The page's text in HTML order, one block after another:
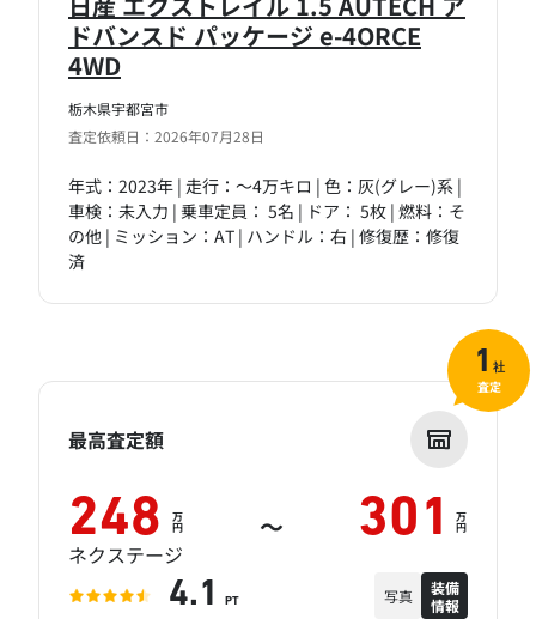
栃木県宇都宮市
査定依頼日：2026年07月28日
ドバンスド パッケージ e-4ORCE
4WD
年式：2023年 | 走行：～4万キロ | 色：灰(グレー)系 |
車検：未入力 | 乗車定員： 5名 | ドア： 5枚 | 燃料：そ
の他 | ミッション：AT | ハンドル：右 | 修復歴：修復
済
最高査定額
248 万
円 ～ 301 万
円
ネクステージ
4.1 PT 写真
装備
情報
1 社
査定